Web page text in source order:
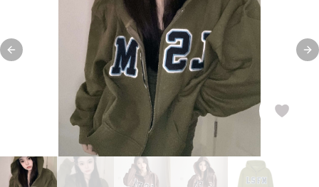
Previous slide